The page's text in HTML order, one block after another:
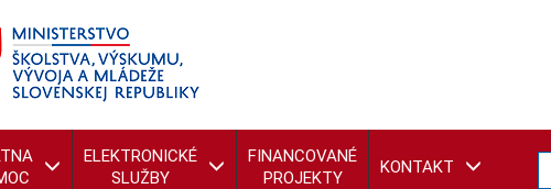
ELEKTRONICKÉ
SLUŽBY
FINANCOVANÉ
PROJEKTY
KONTAKT